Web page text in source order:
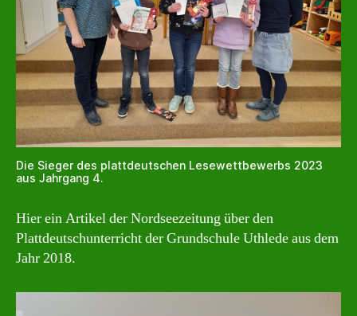
Die Sieger des plattdeutschen Lesewettbewerbs 2023
aus Jahrgang 4.
Hier ein Artikel der Nordseezeitung über den
Plattdeutschunterricht der Grundschule Uthlede aus dem
Jahr 2018.